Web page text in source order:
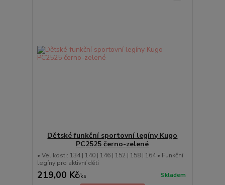
Dětské funkční sportovní legíny Kugo
PC2525 černo-zelené
• Velikosti: 134 | 140 | 146 | 152 | 158 | 164 • Funkční
legíny pro aktivní děti
219,00 Kč/ks Skladem